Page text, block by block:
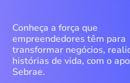
Conheça a força que
empreendedores têm para
transformar negócios,
histórias de vida, com o
Sebrae.